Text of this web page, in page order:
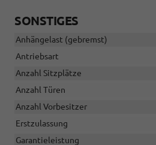
SONSTIGES
Anhängelast (gebremst)
Antriebsart
Anzahl Sitzplätze
Anzahl Türen
Anzahl Vorbesitzer
Erstzulassung
Garantieleistung